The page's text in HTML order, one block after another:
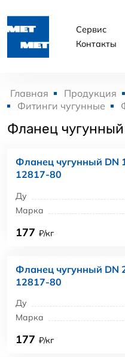
Сервис
Контакты
Главная Продукция
Фитинги чугунные
Фланец
Фланец чугунный DN
12817-80
Ду
Марка
177 ₽/кг
Фланец чугунный DN
12817-80
Ду
Марка
177 ₽/кг